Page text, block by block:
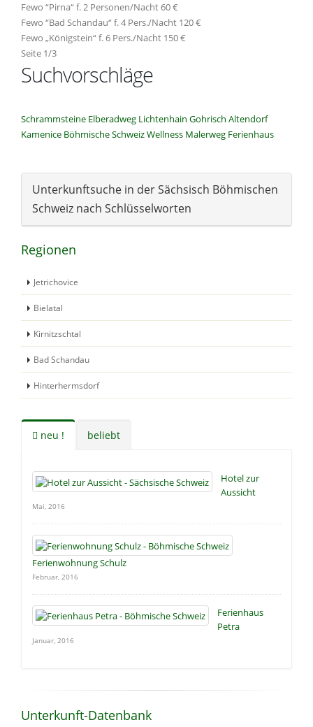
Fewo “Pirna“ f. 2 Personen/Nacht 60 €
Fewo “Bad Schandau“ f. 4 Pers./Nacht 120 €
Fewo „Königstein“ f. 6 Pers./Nacht 150 €
Seite 1/3
Suchvorschläge
Schrammsteine Elberadweg Lichtenhain Gohrisch Altendorf
Kamenice Böhmische SchweizWellness Malerweg Ferienhaus
Unterkunftsuche in der Sächsisch Böhmischen
Schweiz nach Schlüsselworten
Regionen
Jetrichovice
Bielatal
Kirnitzschtal
Bad Schandau
Hinterhermsdorf
neu ! beliebt
Hotel zur
Aussicht
Mai, 2016
Ferienwohnung Schulz
Februar, 2016
Ferienhaus
Petra
Januar, 2016
Unterkunft-Datenbank